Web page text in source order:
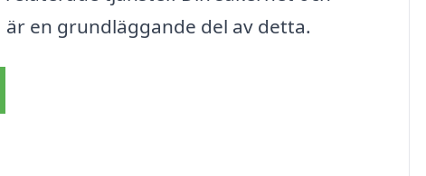
en grundläggande del av detta.